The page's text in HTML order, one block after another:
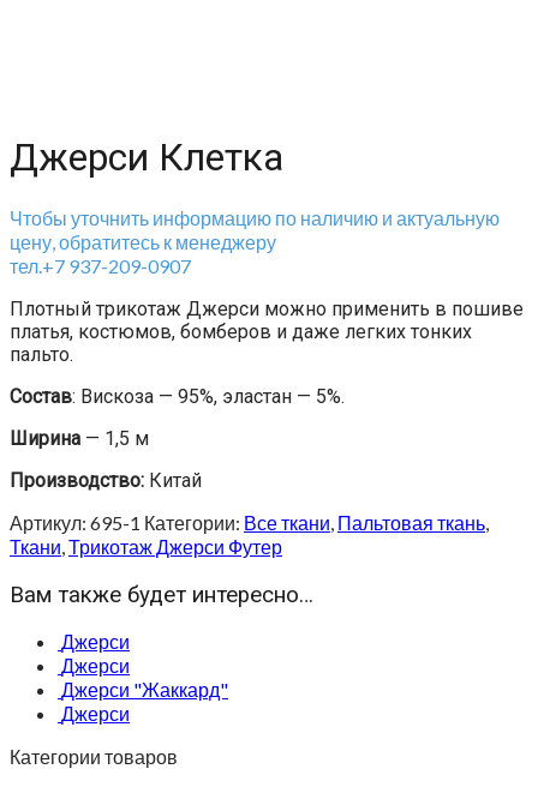
Джерси Клетка
Чтобы уточнить информацию по наличию и актуальную
цену, обратитесь к менеджеру
тел.+7 937-209-0907
Плотный трикотаж Джерси можно применить в пошиве
платья, костюмов, бомберов и даже легких тонких
пальто.
Состав: Вискоза — 95%, эластан — 5%.
Ширина — 1,5 м
Производство: Китай
Артикул: 695-1 Категории: Все ткани, Пальтовая ткань,
Ткани,Трикотаж Джерси Футер
Вам также будет интересно…
Джерси
Джерси
Джерси "Жаккард"
Джерси
Категории товаров